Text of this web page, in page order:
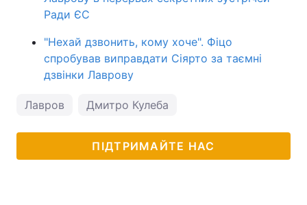
Ради ЄС
"Нехай дзвонить, кому хоче". Фіцо
спробував виправдати Сіярто за таємні
дзвінки Лаврову
Лавров Дмитро Кулеба
ПІДТРИМАЙТЕ НАС